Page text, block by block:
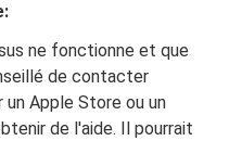
ne fonctionne et que
de contacter
Apple Store ou un
de l'aide. Il pourrait